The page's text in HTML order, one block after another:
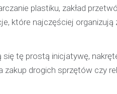
plastiku, zakład
które najczęściej organizują
się tę prostą inicjatywę,
zakup drogich sprzętów czy